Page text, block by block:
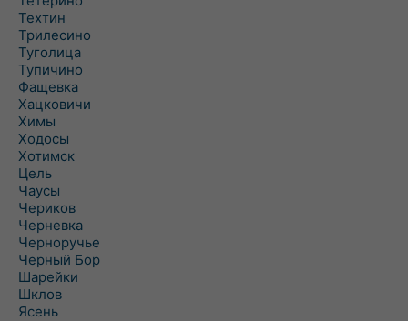
Техтин
Трилесино
Туголица
Тупичино
Фащевка
Хацковичи
Химы
Ходосы
Хотимск
Цель
Чаусы
Чериков
Черневка
Черноручье
Черный Бор
Шарейки
Шклов
Ясень